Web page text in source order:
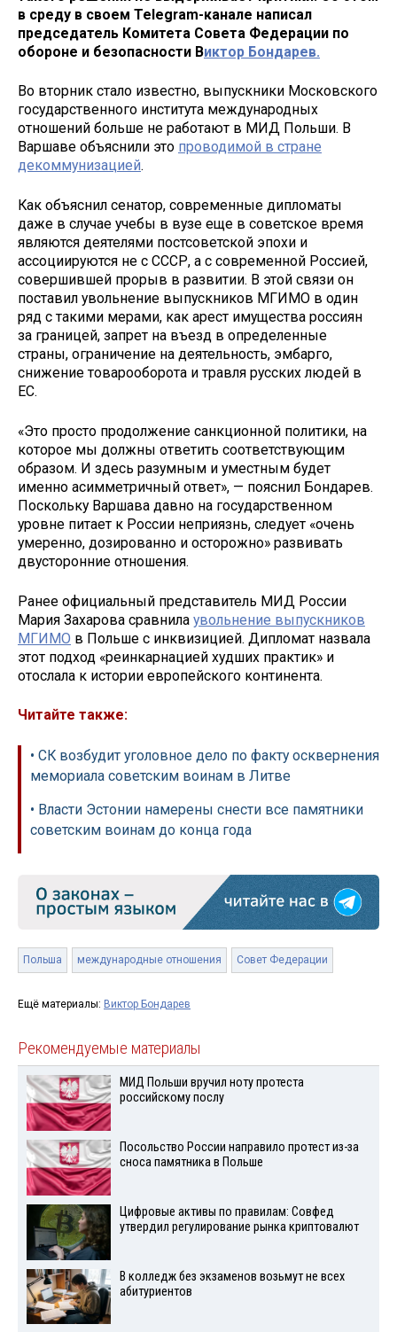
в среду в своем Telegram-канале написал
председатель Комитета Совета Федерации по
обороне и безопасности Виктор Бондарев.
Во вторник стало известно, выпускники Московского
государственного института международных
отношений больше не работают в МИД Польши. В
Варшаве объяснили это проводимой в стране
декоммунизацией.
Как объяснил сенатор, современные дипломаты
даже в случае учебы в вузе еще в советское время
являются деятелями постсоветской эпохи и
ассоциируются не с СССР, а с современной Россией,
совершившей прорыв в развитии. В этой связи он
поставил увольнение выпускников МГИМО в один
ряд с такими мерами, как арест имущества россиян
за границей, запрет на въезд в определенные
страны, ограничение на деятельность, эмбарго,
снижение товарооборота и травля русских людей в
ЕС.
«Это просто продолжение санкционной политики, на
которое мы должны ответить соответствующим
образом. И здесь разумным и уместным будет
именно асимметричный ответ», — пояснил Бондарев.
Поскольку Варшава давно на государственном
уровне питает к России неприязнь, следует «очень
умеренно, дозированно и осторожно» развивать
двусторонние отношения.
Ранее официальный представитель МИД России
Мария Захарова сравнила увольнение выпускников
МГИМО в Польше с инквизицией. Дипломат назвала
этот подход «реинкарнацией худших практик» и
отослала к истории европейского континента.
Читайте также:
• СК возбудит уголовное дело по факту осквернения
мемориала советским воинам в Литве
• Власти Эстонии намерены снести все памятники
советским воинам до конца года
Польша международные отношения Совет Федерации
Ещё материалы: Виктор Бондарев
Рекомендуемые материалы
МИД Польши вручил ноту протеста
российскому послу
Посольство России направило протест из-за
сноса памятника в Польше
Цифровые активы по правилам: Совфед
утвердил регулирование рынка криптовалют
В колледж без экзаменов возьмут не всех
абитуриентов